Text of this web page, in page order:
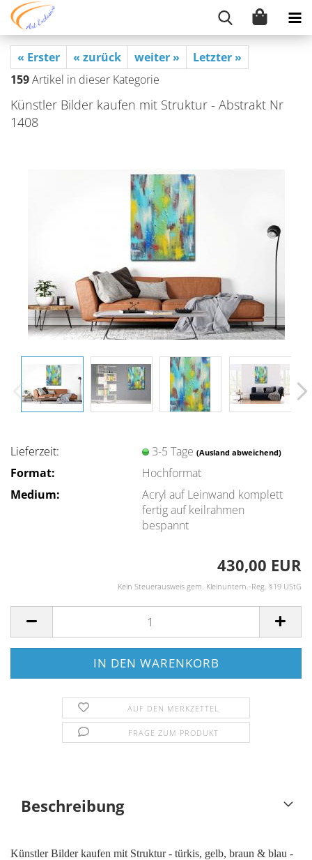
« Erster « zurück weiter »
Letzter »
159Artikel in dieser Kategorie
Künst­ler Bil­der kau­fen mit Struk­tur - Abs­trakt Nr
1408
Lieferzeit: 3-5 Tage(Ausland abweichend)
Format:
Hochformat
Medium:
Acryl auf Leinwand komplett
fertig auf keilrahmen
bespannt
430,00 EUR
Kein Steuerausweis gem. Kleinuntern.-Reg. §19 UStG
AUF DEN MERKZETTEL
FRAGE ZUM PRODUKT
Beschreibung
Künstler Bilder kaufen mit Struktur - türkis, gelb, braun & blau -